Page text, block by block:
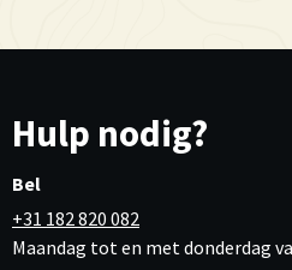
Hulp nodig?
Bel
+31 182 820 082
Maandag tot en met donderdag